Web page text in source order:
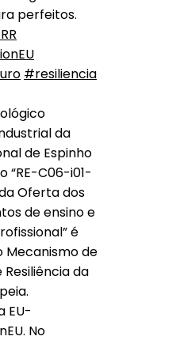
perfeitos.
#resiliencia
da
de Espinho
“RE-C06-i01-
Oferta dos
de ensino e
é
Mecanismo de
da
EU-
No